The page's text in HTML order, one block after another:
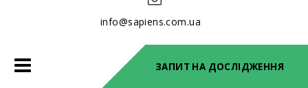
info@sapiens.com.ua
Toggle
navigation
ЗАПИТ НА ДОСЛІДЖЕННЯ